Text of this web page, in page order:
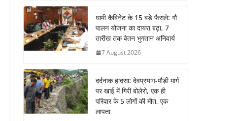
धामी कैबिनेट के 15 बड़े फैसले: गौ
पालन योजना का दायरा बढ़ा, 7
तारीख तक वेतन भुगतान अनिवार्य
7 August 2026
दर्दनाक हादसा: देवप्रयाग-पौड़ी मार्ग
पर खाई में गिरी बोलेरो, एक ही
परिवार के 5 लोगों की मौत, एक
लापता